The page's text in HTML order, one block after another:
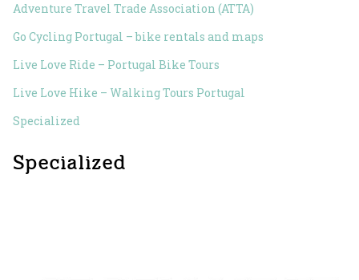
Adventure Travel Trade Association (ATTA)
Go Cycling Portugal – bike rentals and maps
Live Love Ride – Portugal Bike Tours
Live Love Hike – Walking Tours Portugal
Specialized
Specialized